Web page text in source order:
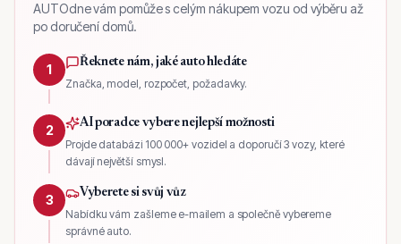
AUTOdne vám pomůže s celým nákupem vozu od výběru až
po doručení domů.
1 Řeknete nám, jaké auto hledáte
Značka, model, rozpočet, požadavky.
2 AI poradce vybere nejlepší možnosti
Projde databázi 100 000+ vozidel a doporučí 3 vozy, které
dávají největší smysl.
3 Vyberete si svůj vůz
Nabídku vám zašleme e-mailem a společně vybereme
správné auto.